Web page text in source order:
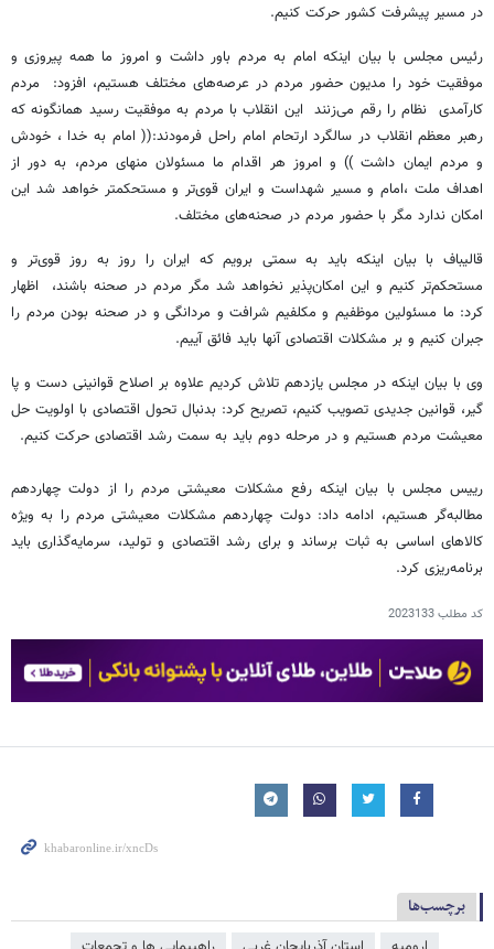
در مسیر پیشرفت کشور حرکت کنیم.
رئیس مجلس با بیان اینکه امام به مردم باور داشت و امروز ما همه پیروزی و
موفقیت خود را مدیون حضور مردم در عرصه‌های مختلف هستیم، افزود: مردم
کارآمدی نظام را رقم می‌زنند این انقلاب با مردم به موفقیت رسید همانگونه که
رهبر معظم انقلاب در سالگرد ارتحام امام راحل فرمودند:(( امام به خدا ، خودش
و مردم ایمان داشت )) و امروز هر اقدام ما مسئولان منهای مردم، به دور از
اهداف ملت ،امام و مسیر شهداست و ایران قوی‌تر و مستحکمتر خواهد شد این
امکان ندارد مگر با حضور مردم در صحنه‌های مختلف.
قالیباف با بیان اینکه باید به سمتی برویم که ایران را روز به روز قوی‌تر و
مستحکم‌تر کنیم و این امکان‌پذیر نخواهد شد مگر مردم در صحنه باشند، اظهار
کرد: ما مسئولین موظفیم و مکلفیم شرافت و مردانگی و در صحنه بودن مردم را
جبران کنیم و بر مشکلات اقتصادی آنها باید فائق آییم.
وی با بیان اینکه در مجلس یازدهم تلاش کردیم علاوه بر اصلاح قوانینی دست و پا
گیر، قوانین جدیدی تصویب کنیم، تصریح کرد: بدنبال تحول اقتصادی با اولویت حل
معیشت مردم هستیم و در مرحله دوم باید به سمت رشد اقتصادی حرکت کنیم.
رییس مجلس با بیان اینکه رفع مشکلات معیشتی مردم را از دولت چهاردهم
مطالبه‌گر هستیم، ادامه داد: دولت چهاردهم مشکلات معیشتی مردم را به ویژه
کالاهای اساسی به ثبات برساند و برای رشد اقتصادی و تولید، سرمایه‌گذاری باید
برنامه‌ریزی کرد.
کد مطلب2023133
برچسب‌ها